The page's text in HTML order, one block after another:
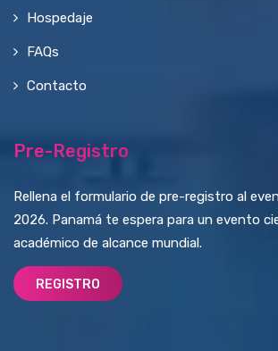
Hospedaje
FAQs
Contacto
Pre-Registro
Rellena el formulario de pre-registro al
2026. Panamá te espera para un evento
académico de alcance mundial.
REGISTRO